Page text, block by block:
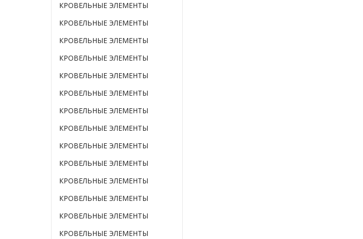
КРОВЕЛЬНЫЕ ЭЛЕМЕНТЫ
КРОВЕЛЬНЫЕ ЭЛЕМЕНТЫ
КРОВЕЛЬНЫЕ ЭЛЕМЕНТЫ
КРОВЕЛЬНЫЕ ЭЛЕМЕНТЫ
КРОВЕЛЬНЫЕ ЭЛЕМЕНТЫ
КРОВЕЛЬНЫЕ ЭЛЕМЕНТЫ
КРОВЕЛЬНЫЕ ЭЛЕМЕНТЫ
КРОВЕЛЬНЫЕ ЭЛЕМЕНТЫ
КРОВЕЛЬНЫЕ ЭЛЕМЕНТЫ
КРОВЕЛЬНЫЕ ЭЛЕМЕНТЫ
КРОВЕЛЬНЫЕ ЭЛЕМЕНТЫ
КРОВЕЛЬНЫЕ ЭЛЕМЕНТЫ
КРОВЕЛЬНЫЕ ЭЛЕМЕНТЫ
КРОВЕЛЬНЫЕ ЭЛЕМЕНТЫ